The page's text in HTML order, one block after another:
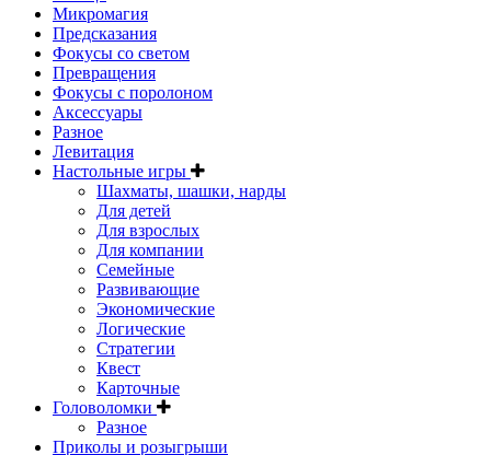
Микромагия
Предсказания
Фокусы со светом
Превращения
Фокусы с поролоном
Аксессуары
Разное
Левитация
Настольные игры
Шахматы, шашки, нарды
Для детей
Для взрослых
Для компании
Семейные
Развивающие
Экономические
Логические
Стратегии
Квест
Карточные
Головоломки
Разное
Приколы и розыгрыши